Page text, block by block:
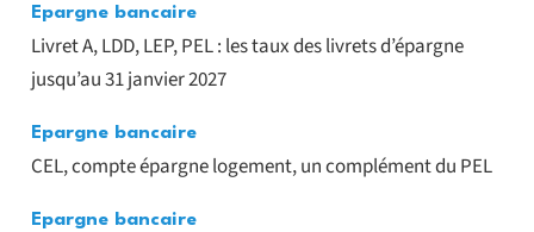
Epargne bancaire
Livret A, LDD, LEP, PEL : les taux des livrets d’épargne
jusqu’au 31 janvier 2027
Epargne bancaire
CEL, compte épargne logement, un complément du PEL
Epargne bancaire